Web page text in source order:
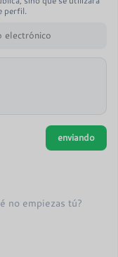
perfil.
no empiezas tú?